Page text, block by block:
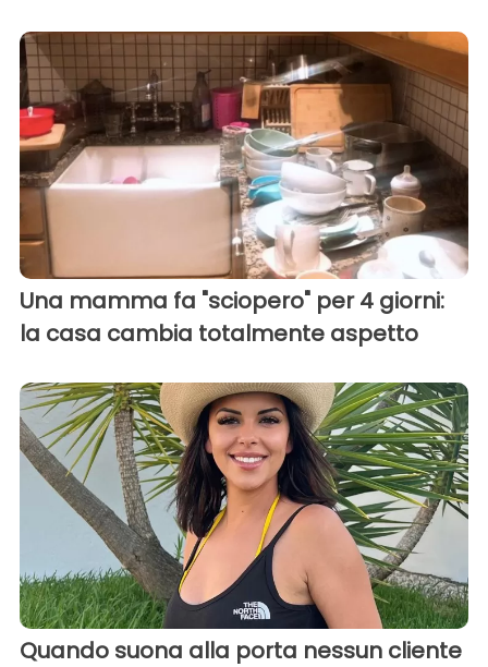
Una mamma fa "sciopero" per 4 giorni:
la casa cambia totalmente aspetto
Quando suona alla porta nessun cliente